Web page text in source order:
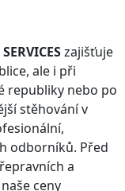
zajišťuje
, ale i při
republiky nebo po
stěhovánív
odborníků. Před
a
ceny